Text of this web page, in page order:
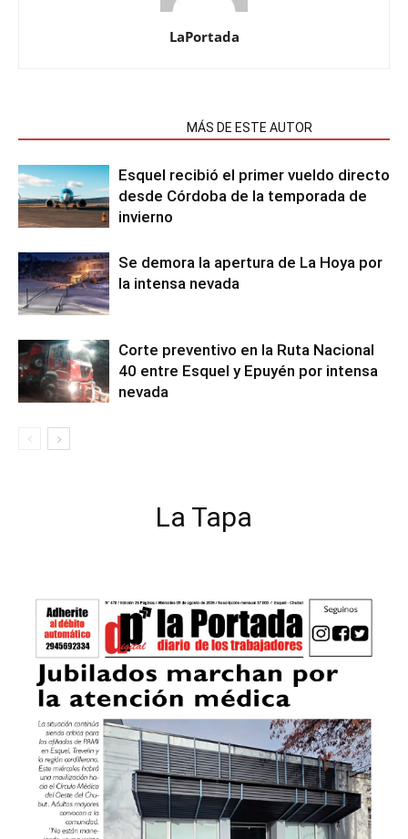
LaPortada
MÁS DE ESTE AUTOR
Esquel recibió el primer vueldo directo
desde Córdoba de la temporada de
invierno
Se demora la apertura de La Hoya por
la intensa nevada
Corte preventivo en la Ruta Nacional
40 entre Esquel y Epuyén por intensa
nevada
La Tapa